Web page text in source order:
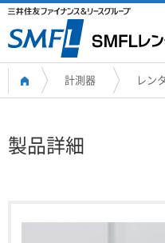
計測器 レン
製品詳細